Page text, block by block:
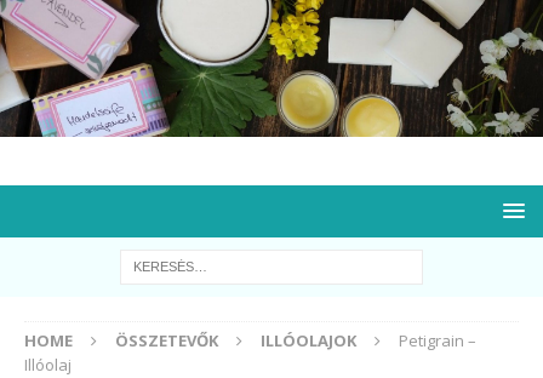
HOME ÖSSZETEVŐK ILLÓOLAJOK
Petigrain –
Illóolaj